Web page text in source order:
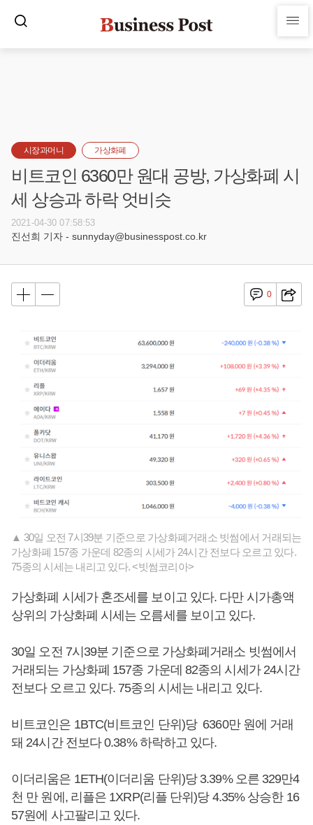
시장과머니 가상화폐
비트코인 6360만 원대 공방, 가상화폐 시
세 상승과 하락 엇비슷
2021-04-30 07:58:53
진선희 기자 - sunnyday@businesspost.co.kr
0
▲ 30일 오전 7시39분 기준으로 가상화폐거래소 빗썸에서 거래되는
가상화폐 157종 가운데 82종의 시세가 24시간 전보다 오르고 있다.
75종의 시세는 내리고 있다. <빗썸코리아>
가상화폐 시세가 혼조세를 보이고 있다. 다만 시가총액
상위의 가상화폐 시세는 오름세를 보이고 있다.
30일 오전 7시39분 기준으로 가상화폐거래소 빗썸에서
거래되는 가상화폐 157종 가운데 82종의 시세가 24시간
전보다 오르고 있다. 75종의 시세는 내리고 있다.
비트코인은 1BTC(비트코인 단위)당 6360만 원에 거래
돼 24시간 전보다 0.38% 하락하고 있다.
이더리움은 1ETH(이더리움 단위)당 3.39% 오른 329만4
천 만 원에, 리플은 1XRP(리플 단위)당 4.35% 상승한 16
57원에 사고팔리고 있다.